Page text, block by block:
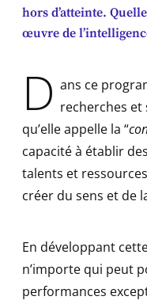
hors d’atteinte.
œuvre de
D ans ce
recherches et
qu’elle appelle la “
capacité à établir
talents et
créer du sens et de
En développant
n’importe qui peut
performances